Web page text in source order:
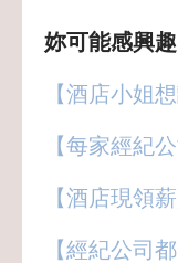
妳可能感興
【酒店小姐
【每家經紀
【酒店現領
【經紀公司